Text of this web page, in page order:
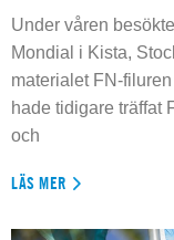
Under våren
Mondial i Kista,
materialet FN-
hade tidigare träffat
och
LÄS MER